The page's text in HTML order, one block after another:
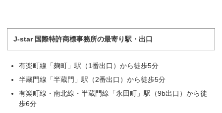
J-star 国際特許商標事務所の最寄り駅・出口
有楽町線「麹町」駅（1番出口）から徒歩5分
半蔵門線「半蔵門」駅（2番出口）から徒歩5分
有楽町線・南北線・半蔵門線「永田町」駅（9b出口）から徒
歩6分